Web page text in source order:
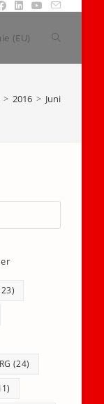
(EU) Website-
> 2016 > Juni
Escape
(24)